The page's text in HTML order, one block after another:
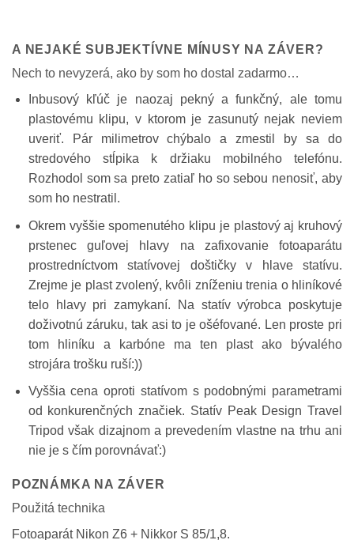
A NEJAKÉ SUBJEKTÍVNE MÍNUSY NA ZÁVER?
Nech to nevyzerá, ako by som ho dostal zadarmo…
Inbusový kľúč je naozaj pekný a funkčný, ale tomu
plastovému klipu, v ktorom je zasunutý nejak neviem
uveriť. Pár milimetrov chýbalo a zmestil by sa do
stredového stĺpika k držiaku mobilného telefónu.
Rozhodol som sa preto zatiaľ ho so sebou nenosiť, aby
som ho nestratil.
Okrem vyššie spomenutého klipu je plastový aj kruhový
prstenec guľovej hlavy na zafixovanie fotoaparátu
prostredníctvom statívovej doštičky v hlave statívu.
Zrejme je plast zvolený, kvôli zníženiu trenia o hliníkové
telo hlavy pri zamykaní. Na statív výrobca poskytuje
doživotnú záruku, tak asi to je ošéfované. Len proste pri
tom hliníku a karbóne ma ten plast ako bývalého
strojára trošku ruší:))
Vyššia cena oproti statívom s podobnými parametrami
od konkurenčných značiek. Statív Peak Design Travel
Tripod však dizajnom a prevedením vlastne na trhu ani
nie je s čím porovnávať:)
POZNÁMKA NA ZÁVER
Použitá technika
Fotoaparát Nikon Z6 + Nikkor S 85/1,8.